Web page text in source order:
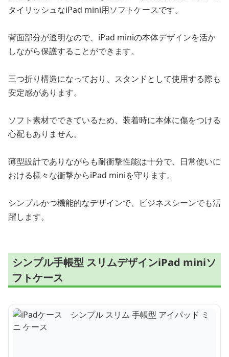
タイリッシュなiPad mini用ソフトケースです。
背面部分が透明なので、iPad miniの本体デザインを活か
しながら保護することができます。
三つ折り構造になっており、スタンドとして使用する際も
安定感があります。
ソフト素材でできているため、装着時に本体に傷をつける
心配もありません。
薄型設計でありながらも耐衝撃性能は十分で、日常使いに
おける様々な衝撃からiPad miniを守ります。
シンプルかつ機能的なデザインで、ビジネスシーンでも活
躍します。
シンプル手帳型 スリムデザインiPad miniソ
フトケース